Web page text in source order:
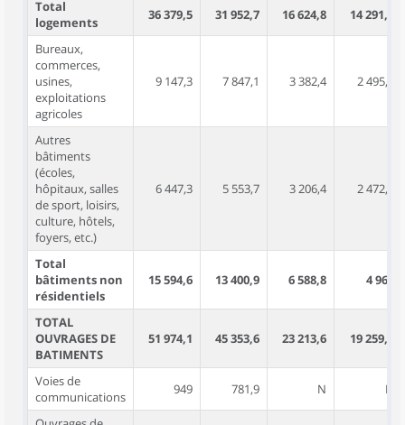
Total
logements
36 379,5 31 952,7 16 624,8 14 291,4
Bureaux,
commerces,
usines,
exploitations
agricoles
9 147,3 7 847,1 3 382,4 2 495,4
Autres
bâtiments
(écoles,
hôpitaux, salles
de sport, loisirs,
culture, hôtels,
foyers, etc.)
6 447,3 5 553,7 3 206,4 2 472,6
Total
bâtiments non
résidentiels
15 594,6 13 400,9 6 588,8 4 968
TOTAL
OUVRAGES DE
BATIMENTS
51 974,1 45 353,6 23 213,6 19 259,4
Voies de
communications
949 781,9 N N